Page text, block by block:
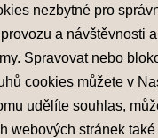
nezbytné pro
a návštěvnosti
Spravovat nebo
cookies můžete v
udělíte souhlas,
webových stránek